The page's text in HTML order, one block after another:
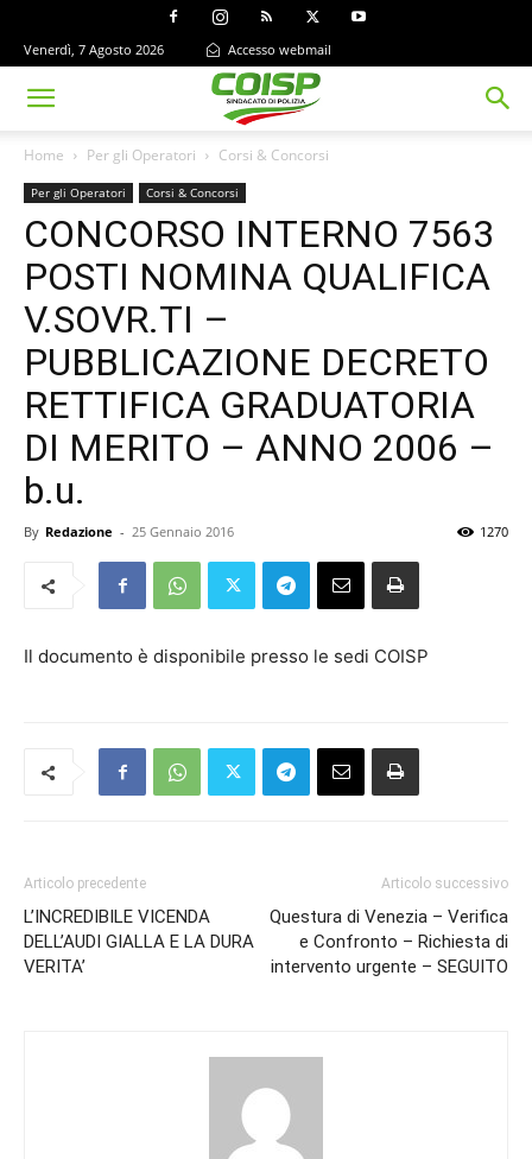
Venerdì, 7 Agosto 2026 Accesso webmail
Home Per gli Operatori Corsi & Concorsi
Per gli Operatori Corsi & Concorsi
CONCORSO INTERNO 7563
POSTI NOMINA QUALIFICA
V.SOVR.TI –
PUBBLICAZIONE DECRETO
RETTIFICA GRADUATORIA
DI MERITO – ANNO 2006 –
b.u.
By Redazione - 25 Gennaio 2016 1270
Il documento è disponibile presso le sedi COISP
Articolo precedente
L’INCREDIBILE VICENDA
DELL’AUDI GIALLA E LA DURA
VERITA’
Articolo successivo
Questura di Venezia – Verifica
e Confronto – Richiesta di
intervento urgente – SEGUITO